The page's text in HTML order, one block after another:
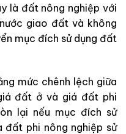
là đất nông nghiệp với
giao đất và không
mục đích sử dụng đất
mức chênh lệch giữa
đất ở và giá đất phi
lại nếu mục đích sử
phi nông nghiệp sử